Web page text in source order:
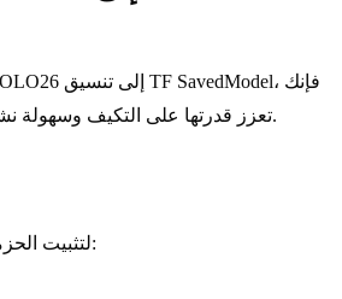
تعزز قدرتها على التكيف وسهولة نشرها عبر منصات مختلفة.
لتثبيت الحزمة المطلوبة، قم بتشغيل: